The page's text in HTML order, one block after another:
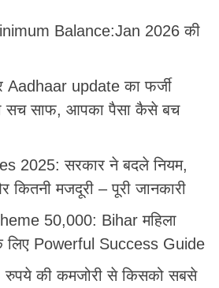
Balance:Jan 2026 की
update का फर्जी
सच साफ, आपका पैसा कैसे बच
2025: सरकार ने बदले नियम,
मजदूरी – पूरी जानकारी
50,000: Bihar महिला
Powerful Success Guide
की कमजोरी से किसको सबसे